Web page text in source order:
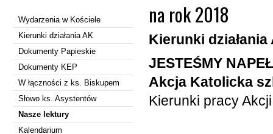
Wydarzenia w Kościele
Kierunki działania AK
Dokumenty Papieskie
Dokumenty KEP
W łączności z ks. Biskupem
Słowo ks. Asystentów
Nasze lektury
Kalendarium
na rok 2018
Kierunki
JESTEŚMY
Akcja Katolicka
Kierunki pracy